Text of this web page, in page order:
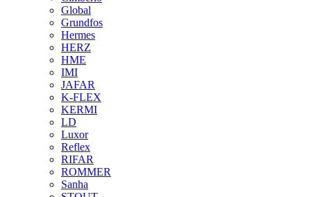
Global
Grundfos
Hermes
HERZ
HME
IMI
JAFAR
K-FLEX
KERMI
LD
Luxor
Reflex
RIFAR
ROMMER
Sanha